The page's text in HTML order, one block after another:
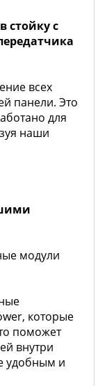
с
всех
панели. Это
для
наши
модули
которые
поможет
внутри
удобным и